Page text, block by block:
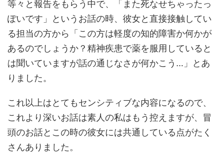
等々と報告をもらう中で、「また死なせちゃったっ
ぽいです」というお話の時、彼女と直接接触してい
る担当の方から「この方は軽度の知的障害か何かが
あるのでしょうか？精神疾患で薬を服用していると
は聞いていますが話の通じなさが何かこう…」とあ
りました。
これ以上はとてもセンシティブな内容になるので、
これより深いお話は素人の私はもう控えますが、冒
頭のお話とこの時の彼女には共通している点がたく
さんありました。